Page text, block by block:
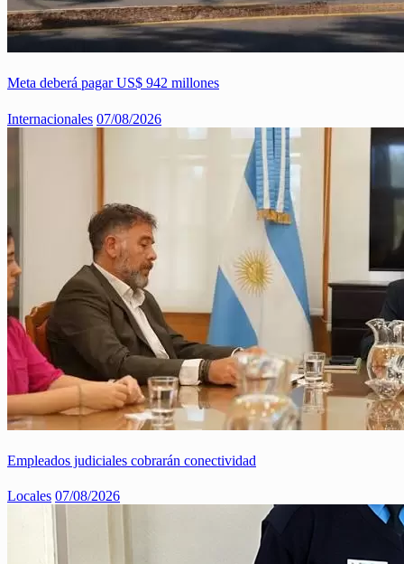
Meta deberá pagar US$ 942 millones
Internacionales 07/08/2026
Empleados judiciales cobrarán conectividad
Locales 07/08/2026